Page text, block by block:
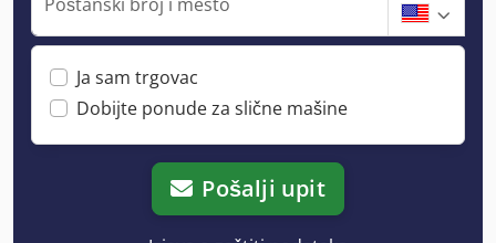
Ja sam trgovac
Dobijte ponude za slične mašine
Pošalji upit